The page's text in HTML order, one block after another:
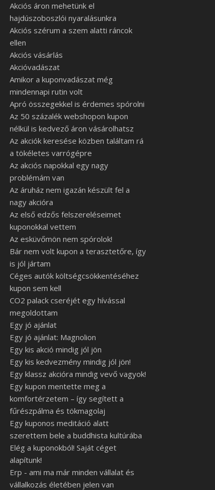
Akciós áron mehetünk el
hajdúszoboszlói nyaralásunkra
Akciós szérum a szem alatti ráncok
ellen
Akciós vásárlás
Akcióvadászat
Amikor a kuponvadászat még
mindennapi rutin volt
Apró összegekkel is érdemes spórolni
Az 50 százalék webshopon kupon
nélkül is kedvező áron vásárolhatsz
Az akciók keresése közben találtam rá
a tökéletes varrógépre
Az akciós napokkal egy nagy
problémám van
Az áruház nem igazán készült fel a
nagy akcióra
Az első edzős felszereléseimet
kuponokkal vettem
Az esküvőmön nem spórolok!
Bár nem volt kupon a terasztetőre, így
is jól jártam
Céges autók költségcsökkentéséhez
kupon sem kell
CO2 palack cseréjét egy hívással
megoldottam
Egy jó ajánlat
Egy jó ajánlat: Magnolion
Egy kis akció mindig jól jön
Egy kis kedvezmény mindig jól jön!
Egy klassz akcióra mindig vevő vagyok!
Egy kupon mentette meg a
komfortérzetem – így segített a
fűrészpálma és tökmagolaj
Egy kuponos meditáció alatt
szerettem bele a buddhista kultúrába
Elég a kuponokból! Saját céget
alapítunk!
Erp - ami ma már minden vállalat és
vállalkozás életében jelen van